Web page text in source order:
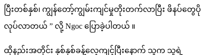
လုပ်
ခဲ့
ပြီးတစ်နှစ်၊ ကျွန်တော့်ကျွမ်းကျင်မှုတိုးတက်လာပြီး ဖိနပ်တွေပို
လုပ်လာတယ် ” လို့ Ngoc ပြောခဲ့ပါတယ် ။
ထိုနည်းအတိုင်း နှစ်နှစ်ခန့်လေ့ကျင့်ပြီးနောက် သူက သူရဲ့